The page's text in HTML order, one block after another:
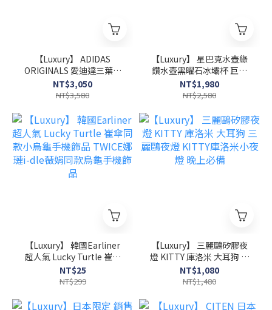
【Luxury】 ADIDAS
ORIGINALS 愛迪達三葉草
女子 修身網球運動休閒連
衣裙 LG4692
NT$3,050
NT$3,580
【Luxury】 星巴克水壺綠
鑽水壺黑曜石冰壩杯 巨無
霸吸管杯 手提保溫杯 鈦杯
咖啡 馬克杯禮物 女生水壺
NT$1,980
NT$2,580
【Luxury】 韓國Earliner
超人氣 Lucky Turtle 崔傘
同款小烏龜手機飾品
TWICE娜璉i-dle薇娟同款
NT$25
NT$299
【Luxury】 三麗鷗矽膠夜
燈 KITTY 庫洛米 大耳狗 三
麗鷗夜燈 KITTY庫洛米小夜
燈 晚上必備
NT$1,080
NT$1,480